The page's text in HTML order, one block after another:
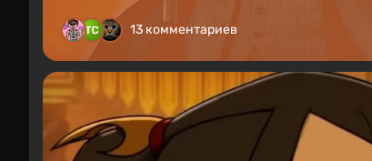
13 комментариев